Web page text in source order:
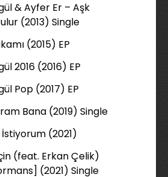
& Ayfer Er – Aşk
(2013) Single
(2015) EP
2016 (2016) EP
Pop (2017) EP
Bana (2019) Single
(2021)
(feat. Erkan Çelik)
(2021) Single